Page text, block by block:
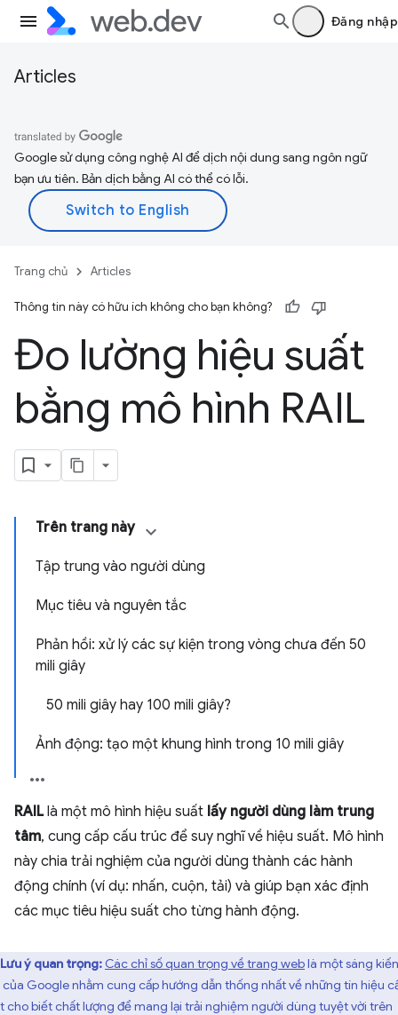
Đăng nhập
Articles
Google sử dụng công nghệ AI để dịch nội dung sang ngôn ngữ
bạn ưu tiên. Bản dịch bằng AI có thể có lỗi.
Trang chủ Articles
Thông tin này có hữu ích không cho bạn không?
Đo lường hiệu suất
bằng mô hình RAIL
Trên trang này
Tập trung vào người dùng
Mục tiêu và nguyên tắc
Phản hồi: xử lý các sự kiện trong vòng chưa đến 50
mili giây
50 mili giây hay 100 mili giây?
Ảnh động: tạo một khung hình trong 10 mili giây
RAILlà một mô hình hiệu suất lấy người dùng làm trung
tâm, cung cấp cấu trúc để suy nghĩ về hiệu suất. Mô hình
này chia trải nghiệm của người dùng thành các hành
động chính (ví dụ: nhấn, cuộn, tải) và giúp bạn xác định
các mục tiêu hiệu suất cho từng hành động.
Lưu ý quan trọng: Các chỉ số quan trọng về trang weblà một sáng kiến
Google nhằm cung cấp hướng dẫn thống nhất về những tín hiệu
cho biết chất lượng để mang lại trải nghiệm người dùng tuyệt vời trên